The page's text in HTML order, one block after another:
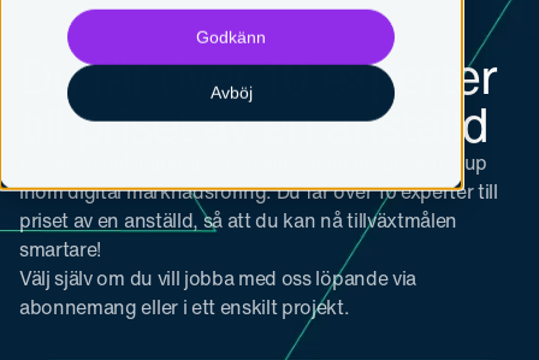
Godkänn
Avböj
Du får över 10 experter
till priset av en anställd
Hyr in en hel marknadsavdelning med bredd och djup
inom digital marknadsföring. Du får över 10 experter till
priset av en anställd, så att du kan nå tillväxtmålen
smartare!
Välj själv om du vill jobba med oss löpande via
abonnemang eller i ett enskilt projekt.